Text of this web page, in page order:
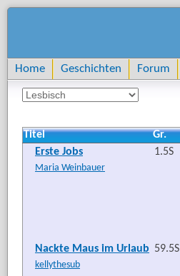
Home Geschichten Forum
Titel Gr.
Erste Jobs
Maria Weinbauer
1.5S
Nackte Maus im Urlaub
kellythesub
59.5S